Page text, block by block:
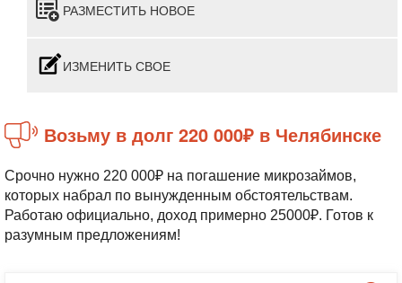
РАЗМЕСТИТЬ НОВОЕ
ИЗМЕНИТЬ СВОЕ
Возьму в долг 220 000₽ в Челябинске
Срочно нужно 220 000₽ на погашение микрозаймов,
которых набрал по вынужденным обстоятельствам.
Работаю официально, доход примерно 25000₽. Готов к
разумным предложениям!